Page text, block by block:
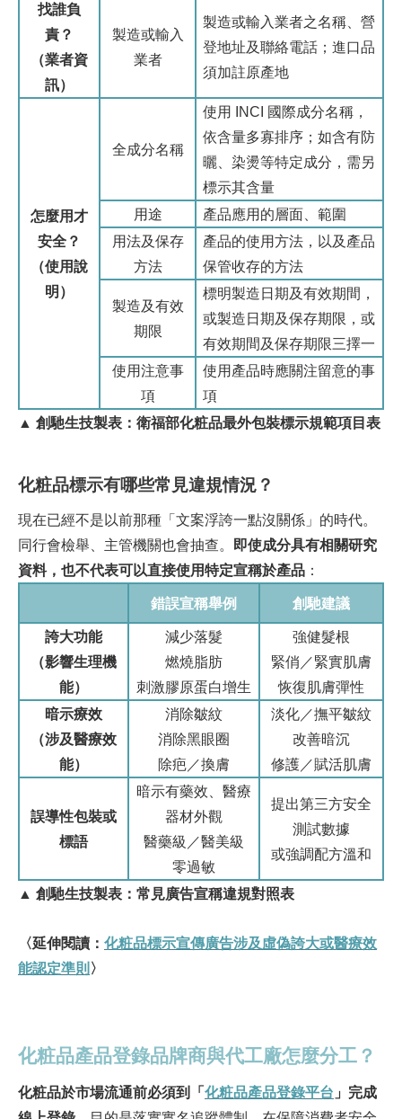
找誰負
責？
（業者資
訊）
製造或輸入
業者
製造或輸入業者之名稱、營
登地址及聯絡電話；進口品
須加註原產地
怎麼用才
安全？
（使用說
明）
全成分名稱
使用 INCI 國際成分名稱，
依含量多寡排序；如含有防
曬、染燙等特定成分，需另
標示其含量
用途
產品應用的層面、範圍
用法及保存
方法
產品的使用方法，以及產品
保管收存的方法
製造及有效
期限
標明製造日期及有效期間，
或製造日期及保存期限，或
有效期間及保存期限三擇一
使用注意事
項
使用產品時應關注留意的事
項
▲ 創馳生技製表：衛福部化粧品最外包裝標示規範項目表
化粧品標示有哪些常見違規情況？
現在已經不是以前那種「文案浮誇一點沒關係」的時代。
同行會檢舉、主管機關也會抽查。
即使成分具有相關研究
資料，也不代表可以直接使用特定宣稱於產品 ：
錯誤宣稱舉例 創馳建議
誇大功能
（影響生理機
能）
減少落髮
燃燒脂肪
刺激膠原蛋白增生
強健髮根
緊俏／緊實肌膚
恢復肌膚彈性
暗示療效
（涉及醫療效
能）
消除皺紋
消除黑眼圈
除疤／換膚
淡化／撫平皺紋
改善暗沉
修護／賦活肌膚
誤導性包裝或
標語
暗示有藥效、醫療
器材外觀
醫藥級／醫美級
零過敏
提出第三方安全
測試數據
或強調配方溫和
▲ 創馳生技製表：常見廣告宣稱違規對照表
〈延伸閱讀： 化粧品標示宣傳廣告涉及虛偽誇大或醫療效
能認定準則 〉
化粧品產品登錄品牌商與代工廠怎麼分工？
化粧品於市場流通前必須到「 化粧品產品登錄平台 」完成